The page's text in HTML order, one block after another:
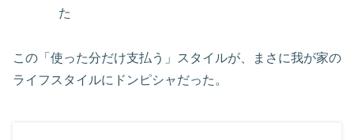
た
この「使った分だけ支払う」スタイルが、まさに我が家の
ライフスタイルにドンピシャだった。